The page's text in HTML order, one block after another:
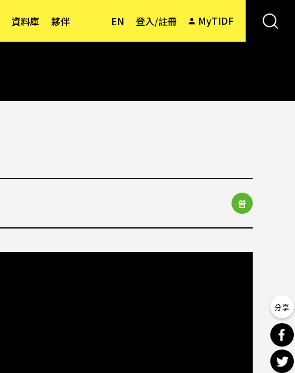
EN 登入/註冊 MyTIDF
資料庫 夥伴
普